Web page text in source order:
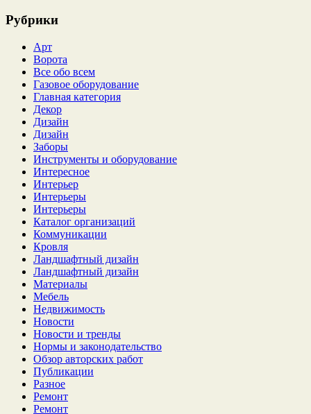
Рубрики
Арт
Ворота
Все обо всем
Газовое оборудование
Главная категория
Декор
Дизайн
Дизайн
Заборы
Инструменты и оборудование
Интересное
Интерьер
Интерьеры
Интерьеры
Каталог организаций
Коммуникации
Кровля
Ландшафтный дизайн
Ландшафтный дизайн
Материалы
Мебель
Недвижимость
Новости
Новости и тренды
Нормы и законодательство
Обзор авторских работ
Публикации
Разное
Ремонт
Ремонт